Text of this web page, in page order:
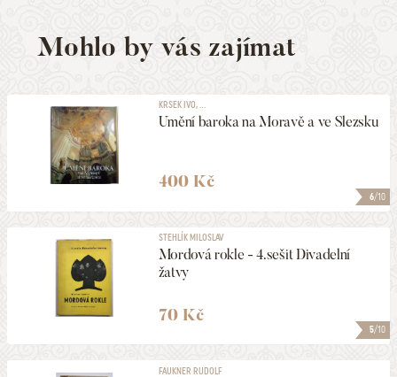
Mohlo by vás zajímat
6/10
KRSEK IVO, ...
Umění baroka na Moravě a ve Slezsku
400 Kč
5/10
STEHLÍK MILOSLAV
Mordová rokle - 4.sešit Divadelní
žatvy
70 Kč
FAUKNER RUDOLF